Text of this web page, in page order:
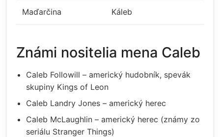
Maďarčina Káleb
Známi nositelia mena Caleb
Caleb Followill – americký hudobník, spevák
skupiny Kings of Leon
Caleb Landry Jones – americký herec
Caleb McLaughlin – americký herec (známy zo
seriálu Stranger Things)